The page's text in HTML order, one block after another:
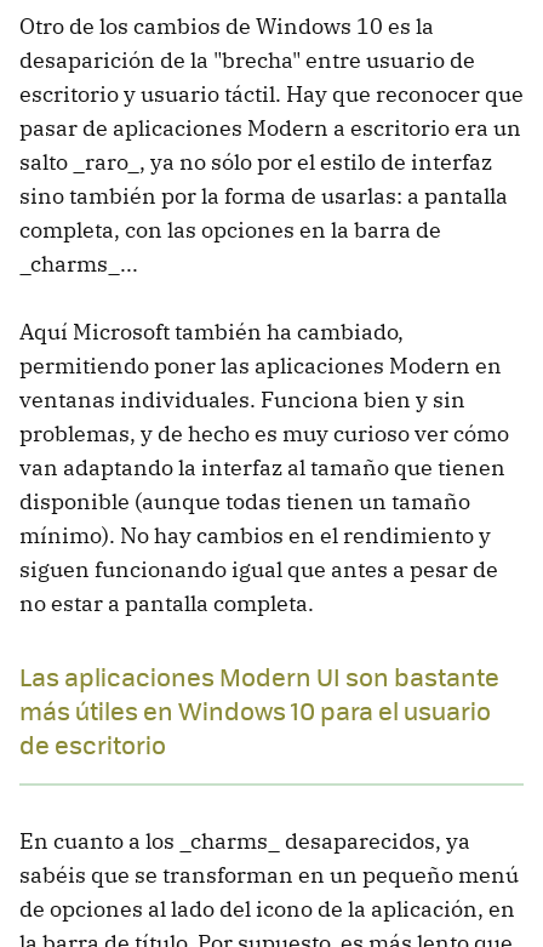
Otro de los cambios de Windows 10 es la
desaparición de la "brecha" entre usuario de
escritorio y usuario táctil. Hay que reconocer que
pasar de aplicaciones Modern a escritorio era un
salto _raro_, ya no sólo por el estilo de interfaz
sino también por la forma de usarlas: a pantalla
completa, con las opciones en la barra de
_charms_...
Aquí Microsoft también ha cambiado,
permitiendo poner las aplicaciones Modern en
ventanas individuales. Funciona bien y sin
problemas, y de hecho es muy curioso ver cómo
van adaptando la interfaz al tamaño que tienen
disponible (aunque todas tienen un tamaño
mínimo). No hay cambios en el rendimiento y
siguen funcionando igual que antes a pesar de
no estar a pantalla completa.
Las aplicaciones Modern UI son bastante
más útiles en Windows 10 para el usuario
de escritorio
En cuanto a los _charms_ desaparecidos, ya
sabéis que se transforman en un pequeño menú
de opciones al lado del icono de la aplicación, en